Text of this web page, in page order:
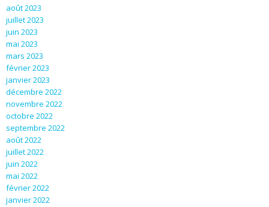
août 2023
juillet 2023
juin 2023
mai 2023
mars 2023
février 2023
janvier 2023
décembre 2022
novembre 2022
octobre 2022
septembre 2022
août 2022
juillet 2022
juin 2022
mai 2022
février 2022
janvier 2022